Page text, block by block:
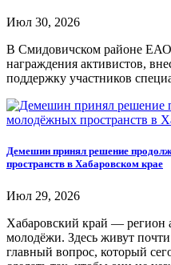
Июл 30, 2026
В Смидовичском районе ЕАО
награждения активистов,
поддержку участников
Демешин принял решение
пространств в Хабаровском крае
Июл 29, 2026
Хабаровский край — регион
молодёжи. Здесь живут
главный вопрос, который